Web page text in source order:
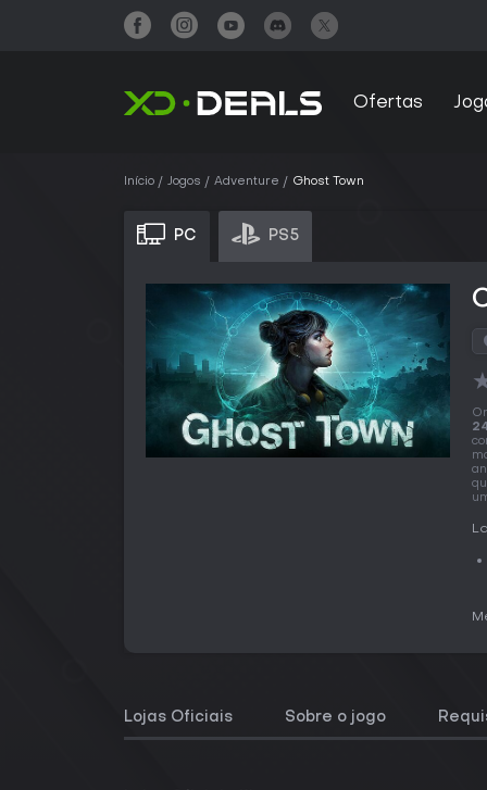
Ofertas
Início Jogos Adventure Ghost Town
PC PS5
Lojas Oficiais Sobre o jogo